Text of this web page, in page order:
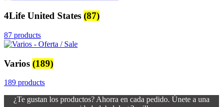
4Life United States (87)
87 products
Varios (189)
189 products
¿Te gustan los productos? Ahorra en cada pedido. Únete a una